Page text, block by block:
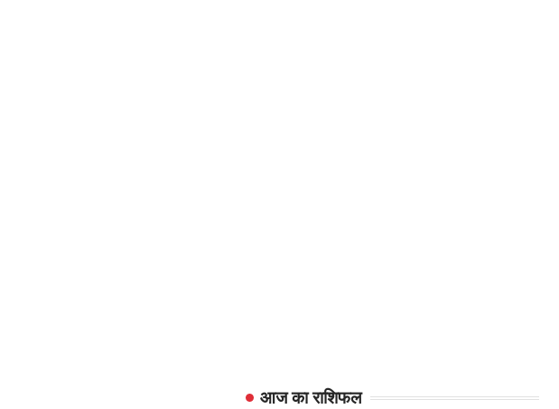
आज का राशिफल